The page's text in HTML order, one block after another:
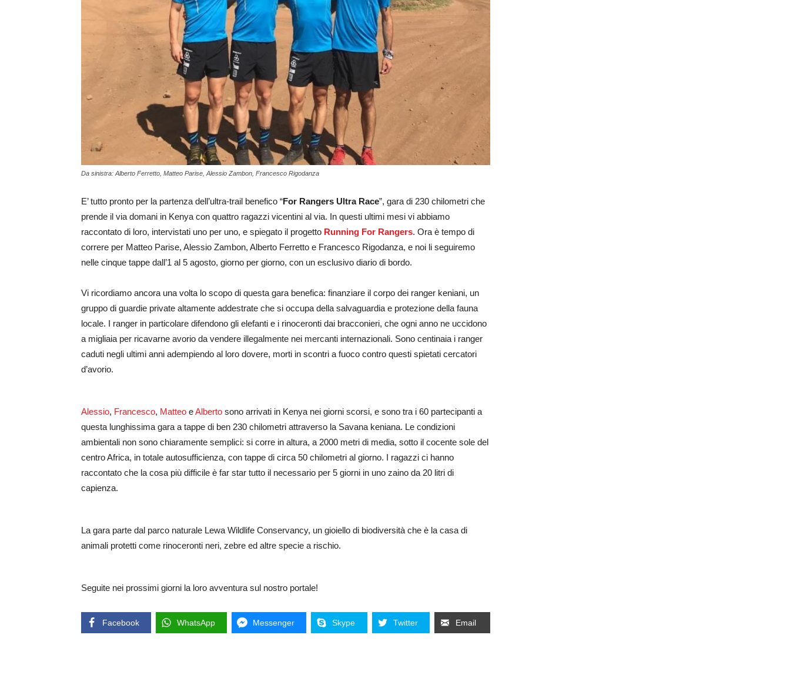
Da sinistra: Alberto Ferretto, Matteo Parise, Alessio Zambon, Francesco Rigodanza
E’ tutto pronto per la partenza dell’ultra-trail benefico “For Rangers Ultra Race”, gara di 230 chilometri che
prende il via domani in Kenya con quattro ragazzi vicentini al via. In questi ultimi mesi vi abbiamo
raccontato di loro, intervistati uno per uno, e spiegato il progetto Running For Rangers. Ora è tempo di
correre per Matteo Parise, Alessio Zambon, Alberto Ferretto e Francesco Rigodanza, e noi li seguiremo
nelle cinque tappe dall’1 al 5 agosto, giorno per giorno, con un esclusivo diario di bordo.
Vi ricordiamo ancora una volta lo scopo di questa gara benefica: finanziare il corpo dei ranger keniani, un
gruppo di guardie private altamente addestrate che si occupa della salvaguardia e protezione della fauna
locale. I ranger in particolare difendono gli elefanti e i rinoceronti dai bracconieri, che ogni anno ne uccidono
a migliaia per ricavarne avorio da vendere illegalmente nei mercanti internazionali. Sono centinaia i ranger
caduti negli ultimi anni adempiendo al loro dovere, morti in scontri a fuoco contro questi spietati cercatori
d’avorio.
Alessio, Francesco, Matteo eAlberto sono arrivati in Kenya nei giorni scorsi, e sono tra i 60 partecipanti a
questa lunghissima gara a tappe di ben 230 chilometri attraverso la Savana keniana. Le condizioni
ambientali non sono chiaramente semplici: si corre in altura, a 2000 metri di media, sotto il cocente sole del
centro Africa, in totale autosufficienza, con tappe di circa 50 chilometri al giorno. I ragazzi ci hanno
raccontato che la cosa più difficile è far star tutto il necessario per 5 giorni in uno zaino da 20 litri di
capienza.
La gara parte dal parco naturale Lewa Wildlife Conservancy, un gioiello di biodiversità che è la casa di
animali protetti come rinoceronti neri, zebre ed altre specie a rischio.
Seguite nei prossimi giorni la loro avventura sul nostro portale!
Facebook WhatsApp Messenger Skype Twitter Email